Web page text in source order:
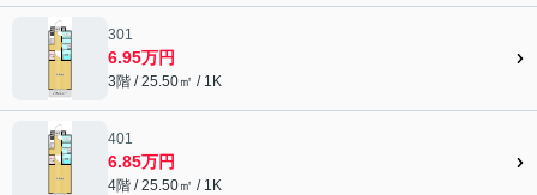
301
6.95万円
3階 / 25.50㎡ / 1K
401
6.85万円
4階 / 25.50㎡ / 1K